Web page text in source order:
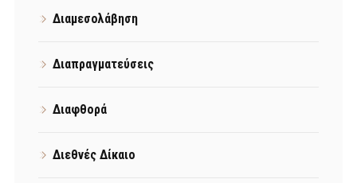
Διαμεσολάβηση
Διαπραγματεύσεις
Διαφθορά
Διεθνές Δίκαιο